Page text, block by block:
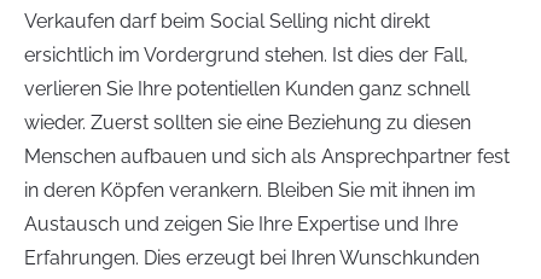
Verkaufen darf beim Social Selling nicht direkt
ersichtlich im Vordergrund stehen. Ist dies der Fall,
verlieren Sie Ihre potentiellen Kunden ganz schnell
wieder. Zuerst sollten sie eine Beziehung zu diesen
Menschen aufbauen und sich als Ansprechpartner fest
in deren Köpfen verankern. Bleiben Sie mit ihnen im
Austausch und zeigen Sie Ihre Expertise und Ihre
Erfahrungen. Dies erzeugt bei Ihren Wunschkunden